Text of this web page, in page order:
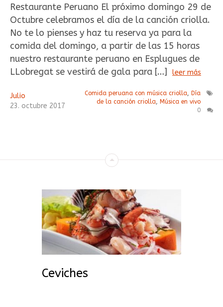
Restaurante Peruano El próximo domingo 29 de
Octubre celebramos el día de la canción criolla.
No te lo pienses y haz tu reserva ya para la
comida del domingo, a partir de las 15 horas
nuestro restaurante peruano en Esplugues de
LLobregat se vestirá de gala para […]
leer más
Julio
23. octubre 2017
Comida peruana con música criolla, Día
de la canción criolla, Música en vivo
0
Ceviches